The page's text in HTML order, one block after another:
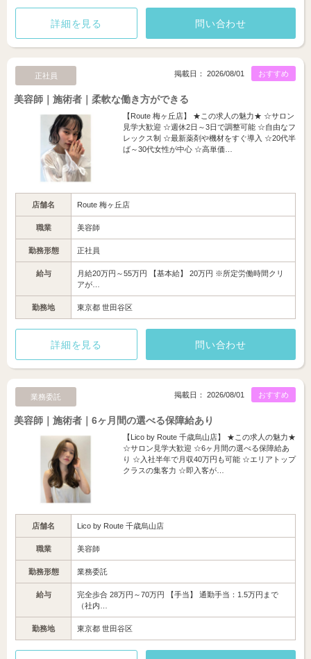
詳細を見る 問い合わせ
正社員 おすすめ
掲載日： 2026/08/01
美容師｜施術者｜柔軟な働き方ができる
【Route 梅ヶ丘店】 ★この求人の魅力★ ☆サロン
見学大歓迎 ☆週休2日～3日で調整可能 ☆自由なフ
レックス制 ☆最新薬剤や機材をすぐ導入 ☆20代半
ば～30代女性が中心 ☆高単価…
店舗名 Route 梅ヶ丘店
職業 美容師
勤務形態 正社員
給与
月給20万円～55万円 【基本給】 20万円 ※所定労働時間クリ
アが…
勤務地 東京都 世田谷区
詳細を見る 問い合わせ
業務委託 おすすめ
掲載日： 2026/08/01
美容師｜施術者｜6ヶ月間の選べる保障給あり
【Lico by Route 千歳烏山店】 ★この求人の魅力★
☆サロン見学大歓迎 ☆6ヶ月間の選べる保障給あ
り ☆入社半年で月収40万円も可能 ☆エリアトップ
クラスの集客力 ☆即入客が…
店舗名 Lico by Route 千歳烏山店
職業 美容師
勤務形態 業務委託
給与
完全歩合 28万円～70万円 【手当】 通勤手当：1.5万円まで
（社内…
勤務地 東京都 世田谷区